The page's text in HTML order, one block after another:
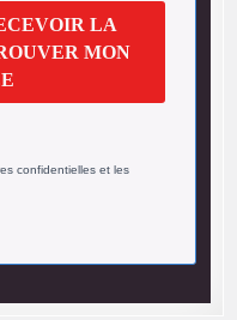
LA
MON
confidentielles et les